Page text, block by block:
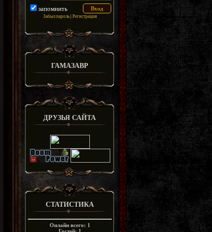
запомнить
Забыл пароль| Регистрация
ГАМАЗАВР
ДРУЗЬЯ САЙТА
СТАТИСТИКА
Онлайн всего: 1